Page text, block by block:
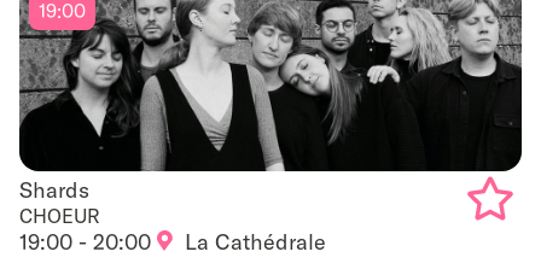
Shards
Shards
CHOEUR
19:00 - 20:00 La Cathédrale
19:00